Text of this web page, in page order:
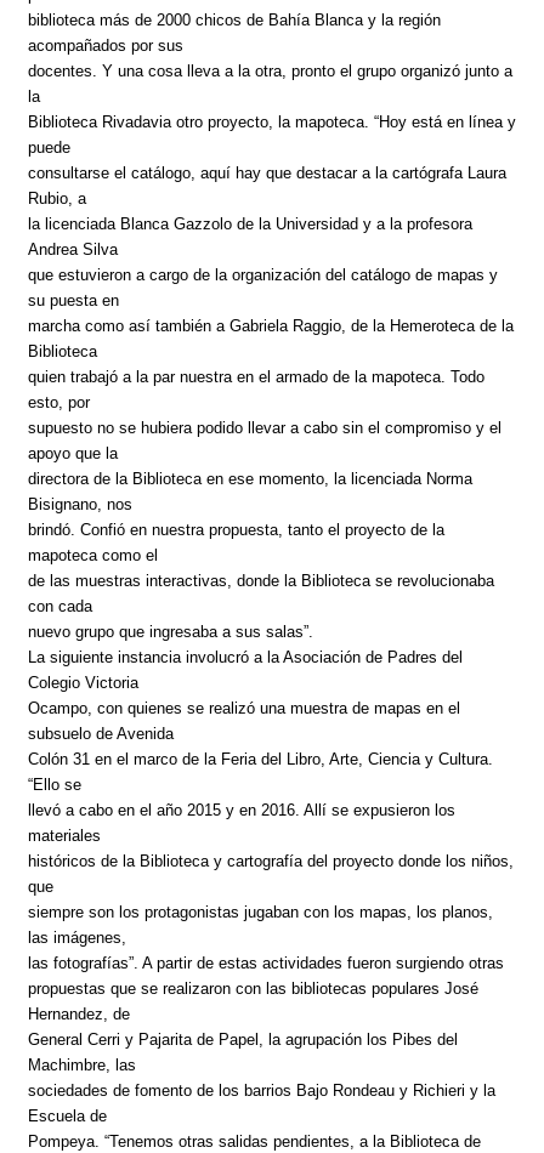
biblioteca más de 2000 chicos de Bahía Blanca y la región
acompañados por sus
docentes. Y una cosa lleva a la otra, pronto el grupo organizó junto a
la
Biblioteca Rivadavia otro proyecto, la mapoteca. “Hoy está en línea y
puede
consultarse el catálogo, aquí hay que destacar a la cartógrafa Laura
Rubio, a
la licenciada Blanca Gazzolo de la Universidad y a la profesora
Andrea Silva
que estuvieron a cargo de la organización del catálogo de mapas y
su puesta en
marcha como así también a Gabriela Raggio, de la Hemeroteca de la
Biblioteca
quien trabajó a la par nuestra en el armado de la mapoteca. Todo
esto, por
supuesto no se hubiera podido llevar a cabo sin el compromiso y el
apoyo que la
directora de la Biblioteca en ese momento, la licenciada Norma
Bisignano, nos
brindó. Confió en nuestra propuesta, tanto el proyecto de la
mapoteca como el
de las muestras interactivas, donde la Biblioteca se revolucionaba
con cada
nuevo grupo que ingresaba a sus salas”.
La siguiente instancia involucró a la Asociación de Padres del
Colegio Victoria
Ocampo, con quienes se realizó una muestra de mapas en el
subsuelo de Avenida
Colón 31 en el marco de la Feria del Libro, Arte, Ciencia y Cultura.
“Ello se
llevó a cabo en el año 2015 y en 2016. Allí se expusieron los
materiales
históricos de la Biblioteca y cartografía del proyecto donde los niños,
que
siempre son los protagonistas jugaban con los mapas, los planos,
las imágenes,
las fotografías”. A partir de estas actividades fueron surgiendo otras
propuestas que se realizaron con las bibliotecas populares José
Hernandez, de
General Cerri y Pajarita de Papel, la agrupación los Pibes del
Machimbre, las
sociedades de fomento de los barrios Bajo Rondeau y Richieri y la
Escuela de
Pompeya. “Tenemos otras salidas pendientes, a la Biblioteca de